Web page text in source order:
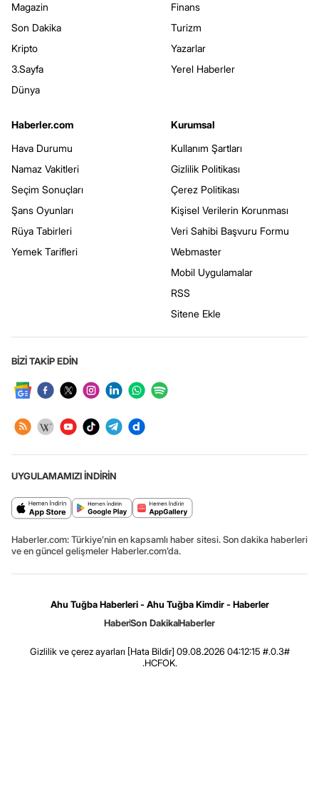
Magazin
Son Dakika
Kripto
3.Sayfa
Dünya
Finans
Turizm
Yazarlar
Yerel Haberler
Haberler.com
Hava Durumu
Namaz Vakitleri
Seçim Sonuçları
Şans Oyunları
Rüya Tabirleri
Yemek Tarifleri
Kurumsal
Kullanım Şartları
Gizlilik Politikası
Çerez Politikası
Kişisel Verilerin Korunması
Veri Sahibi Başvuru Formu
Webmaster
Mobil Uygulamalar
RSS
Sitene Ekle
BİZİ TAKİP EDİN
UYGULAMAMIZI İNDİRİN
Haberler.com: Türkiye’nin en kapsamlı haber sitesi. Son dakika haberleri
ve en güncel gelişmeler Haberler.com’da.
Ahu Tuğba Haberleri - Ahu Tuğba Kimdir - Haberler
HaberSon DakikaHaberler
Gizlilik ve çerez ayarları [Hata Bildir] 09.08.2026 04:12:15 #.0.3#
.HCFOK.